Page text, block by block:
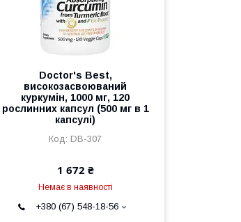
Doctor's Best,
високозасвоюваний
куркумін, 1000 мг, 120
рослинних капсул (500 мг в 1
капсулі)
DB-307
1 672 ₴
Немає в наявності
+380 (67) 548-18-56